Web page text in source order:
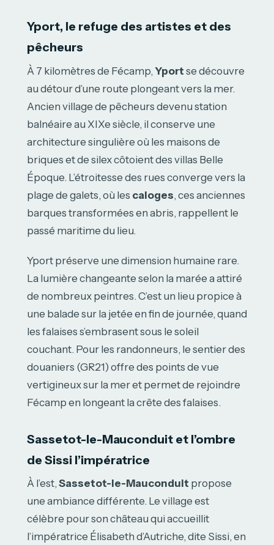
Yport, le refuge des artistes et des
pêcheurs
À 7 kilomètres de Fécamp, Yport se découvre
au détour d’une route plongeant vers la mer.
Ancien village de pêcheurs devenu station
balnéaire au XIXe siècle, il conserve une
architecture singulière où les maisons de
briques et de silex côtoient des villas Belle
Époque. L’étroitesse des rues converge vers la
plage de galets, où les caloges, ces anciennes
barques transformées en abris, rappellent le
passé maritime du lieu.
Yport préserve une dimension humaine rare.
La lumière changeante selon la marée a attiré
de nombreux peintres. C’est un lieu propice à
une balade sur la jetée en fin de journée, quand
les falaises s’embrasent sous le soleil
couchant. Pour les randonneurs, le sentier des
douaniers (GR21) offre des points de vue
vertigineux sur la mer et permet de rejoindre
Fécamp en longeant la crête des falaises.
Sassetot-le-Mauconduit et l’ombre
de Sissi l’impératrice
À l’est, Sassetot-le-Mauconduit propose
une ambiance différente. Le village est
célèbre pour son château qui accueillit
l’impératrice Élisabeth d’Autriche, dite Sissi, en